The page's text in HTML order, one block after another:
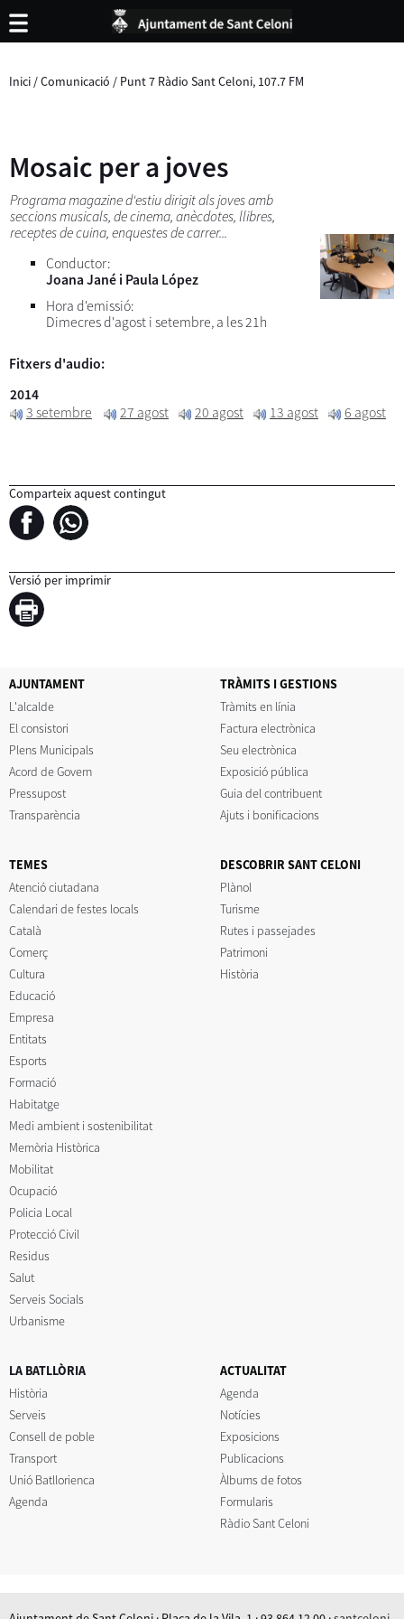
Inici /Comunicació / Punt 7 Ràdio Sant Celoni, 107.7 FM
Mosaic per a joves
Programa magazine d'estiu dirigit als joves amb
seccions musicals, de cinema, anècdotes, llibres,
receptes de cuina, enquestes de carrer...
Conductor:
Joana Jané i Paula López
Hora d'emissió:
Dimecres d'agost i setembre, a les 21h
Fitxers d'audio:
2014
3 setembre
27 agost 20 agost 13 agost 6 agost
Comparteix aquest contingut
Versió per imprimir
AJUNTAMENT
L'alcalde
El consistori
Plens Municipals
Acord de Govern
Pressupost
Transparència
TRÀMITS I GESTIONS
Tràmits en línia
Factura electrònica
Seu electrònica
Exposició pública
Guia del contribuent
Ajuts i bonificacions
TEMES
Atenció ciutadana
Calendari de festes locals
Català
Comerç
Cultura
Educació
Empresa
Entitats
Esports
Formació
Habitatge
Medi ambient i sostenibilitat
Memòria Històrica
Mobilitat
Ocupació
Policia Local
Protecció Civil
Residus
Salut
Serveis Socials
Urbanisme
DESCOBRIR SANT CELONI
Plànol
Turisme
Rutes i passejades
Patrimoni
Història
LA BATLLÒRIA
Història
Serveis
Consell de poble
Transport
Unió Batllorienca
Agenda
ACTUALITAT
Agenda
Notícies
Exposicions
Publicacions
Àlbums de fotos
Formularis
Ràdio Sant Celoni